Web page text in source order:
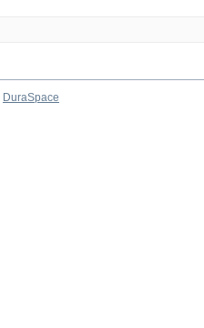
DuraSpace